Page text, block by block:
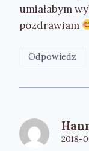
umiałabym
pozdrawiam
Odpowiedz
2018-